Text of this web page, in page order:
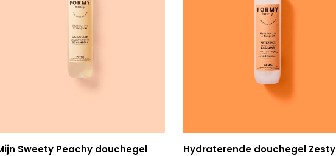
Sweety Peachy douchegel
Hydraterende douchegel Zesty